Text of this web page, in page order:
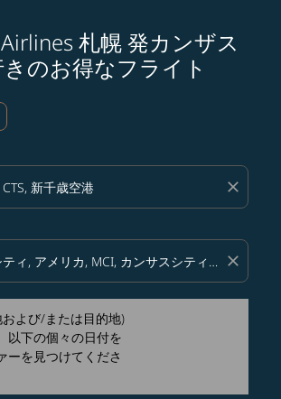
Airlines 札幌 発カンザス
のお得なフライト
close
close
よび/または目的地)
以下の個々の日付を
ーを見つけてくださ
および/または目的地) を更新するか、以